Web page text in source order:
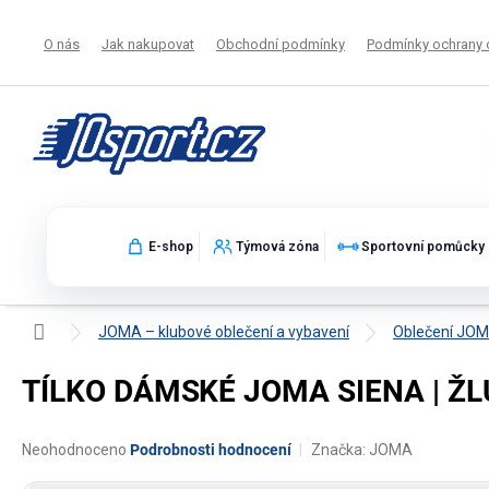
O nás Jak nakupovat Obchodní podmínky Podmínky ochrany
E-shop Týmová zóna Sportovní pomůcky
Domů JOMA – klubové oblečení a vybavení Oblečení
TÍLKO DÁMSKÉ JOMA SIENA |
Průměrné
Neohodnoceno Podrobnosti hodnocení Značka: JOMA